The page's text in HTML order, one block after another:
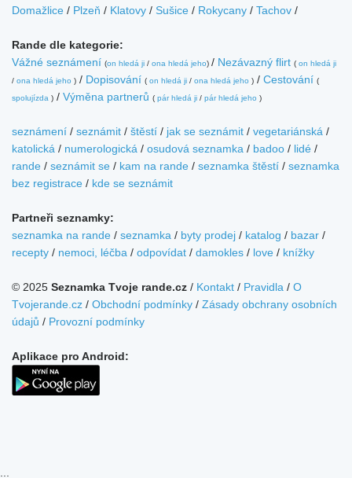
Domažlice / Plzeň / Klatovy / Sušice / Rokycany / Tachov /
Rande dle kategorie:
Vážné seznámení (on hledá ji / ona hledá jeho) / Nezávazný flirt ( on hledá ji
/ ona hledá jeho ) / Dopisování ( on hledá ji / ona hledá jeho ) / Cestování (
spolujízda ) / Výměna partnerů ( pár hledá ji / pár hledá jeho )
seznámení / seznámit / štěstí / jak se seznámit / vegetariánská /
katolická / numerologická / osudová seznamka / badoo / lidé /
rande / seznámit se / kam na rande / seznamka štěstí / seznamka
bez registrace / kde se seznámit
Partneři seznamky:
seznamka na rande / seznamka / byty prodej / katalog / bazar /
recepty / nemoci, léčba / odpovídat / damokles / love / knížky
© 2025 Seznamka Tvoje rande.cz / Kontakt / Pravidla / O
Tvojerande.cz / Obchodní podmínky / Zásady obchrany osobních
údajů / Provozní podmínky
Aplikace pro Android: